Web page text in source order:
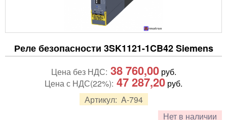
Реле безопасности 3SK1121-1CB42 Siemens
Артикул: A-794
Нет в наличии
Цена без НДС: 38 760,00руб.
Цена с НДС(22%): 47 287,20 руб.